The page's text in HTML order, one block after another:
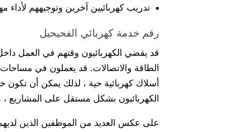
تدريب كهربائيين آخرين وتوجيههم لأداء
رقم خدمة كهربائي الفحيحيل
قد يقضي الكهربائيون وقتهم في العمل
الطاقة والاتصالات. قد يعملون في
أسلاك كهربائية حية ، لذلك يمكن أن تكون
الكهربائيون بشكل مستقل على المشاريع ،
على عكس العديد من الموظفين الذين